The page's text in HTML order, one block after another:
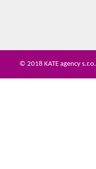
© 2018 KATE agency s.r.o.